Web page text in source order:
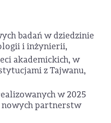
badań w dziedzinie
i inżynierii,
akademickich, w
z Tajwanu,
w 2025
partnerstw